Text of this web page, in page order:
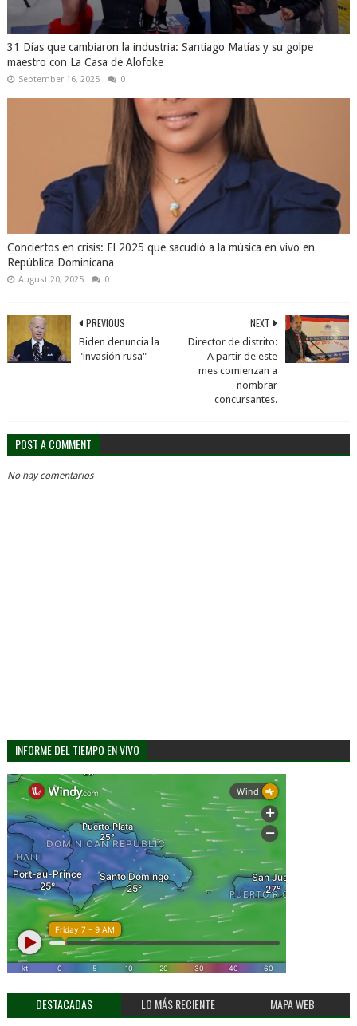
31 Días que cambiaron la industria: Santiago Matías y su golpe
maestro con La Casa de Alofoke
September 16, 2025 0
Conciertos en crisis: El 2025 que sacudió a la música en vivo en
República Dominicana
August 20, 2025 0
NEXT
Director de distrito:
A partir de este
mes comienzan a
nombrar
concursantes.
PREVIOUS
Biden denuncia la
"invasión rusa"
POST A COMMENT
No hay comentarios
INFORME DEL TIEMPO EN VIVO
DESTACADAS LO MÁS RECIENTE MAPA WEB